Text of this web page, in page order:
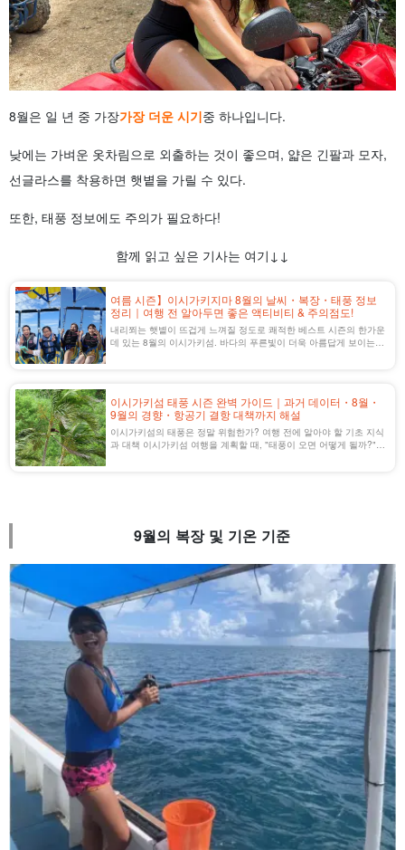
8월은 일 년 중 가장가장 더운 시기중 하나입니다.
낮에는 가벼운 옷차림으로 외출하는 것이 좋으며, 얇은 긴팔과 모자,
선글라스를 착용하면 햇볕을 가릴 수 있다.
또한, 태풍 정보에도 주의가 필요하다!
함께 읽고 싶은 기사는 여기↓↓
여름 시즌】이시가키지마 8월의 날씨・복장・태풍 정보
정리｜여행 전 알아두면 좋은 액티비티 & 주의점도!
내리쬐는 햇볕이 뜨겁게 느껴질 정도로 쾌적한 베스트 시즌의 한가운
데 있는 8월의 이시가키섬. 바다의 푸른빛이 더욱 아름답게 보이는
이시가키섬 태풍 시즌 완벽 가이드｜과거 데이터・8월・
9월의 경향・항공기 결항 대책까지 해설
이시가키섬의 태풍은 정말 위험한가? 여행 전에 알아야 할 기초 지식
과 대책 이시가키섬 여행을 계획할 때, "태풍이 오면 어떻게 될까?"
9월의 복장 및 기온 기준